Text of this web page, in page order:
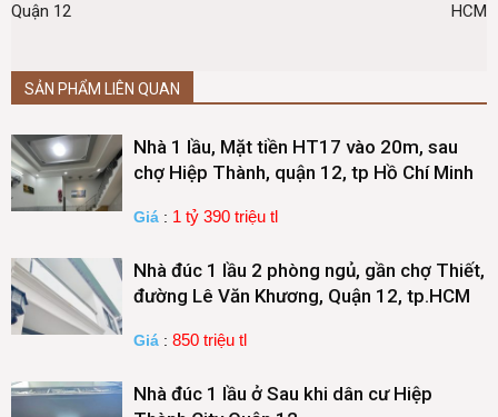
Quận 12
HCM
SẢN PHẨM LIÊN QUAN
Nhà 1 lầu, Mặt tiền HT17 vào 20m, sau
chợ Hiệp Thành, quận 12, tp Hồ Chí Minh
Giá : 1 tỷ 390 triệu tl
Nhà đúc 1 lầu 2 phòng ngủ, gần chợ Thiết,
đường Lê Văn Khương, Quận 12, tp.HCM
Giá : 850 triệu tl
Nhà đúc 1 lầu ở Sau khi dân cư Hiệp